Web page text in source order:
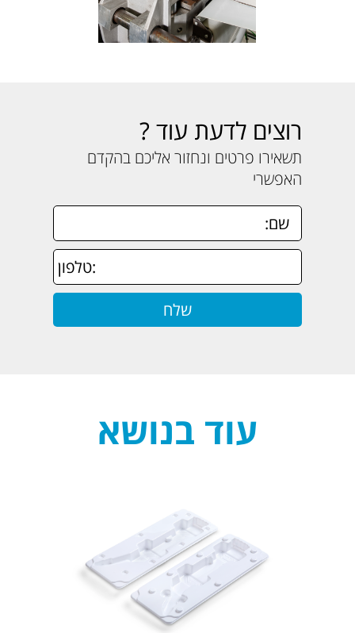
רוצים לדעת עוד ?
תשאירו פרטים ונחזור אליכם בהקדם
האפשרי
עוד בנושא